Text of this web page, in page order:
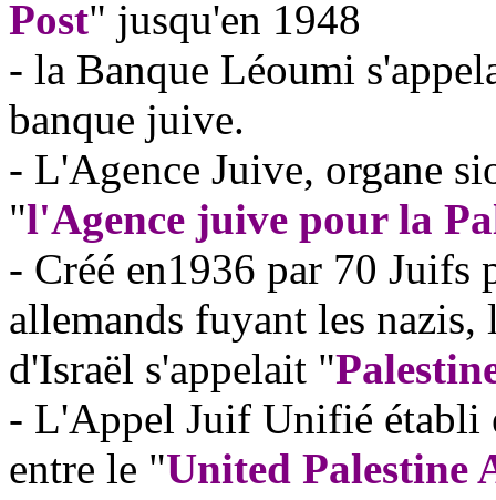
Post" jusqu'en 1948
- la Banque Léoumi
banque juive.
- L'Agence Juive, organe
"l'Agence juive pour la
- Créé en1936 par 70 Juifs
allemands fuyant les
d'Israël s'appelait "
- L'Appel Juif Unifié établi
entre le "United Palestine